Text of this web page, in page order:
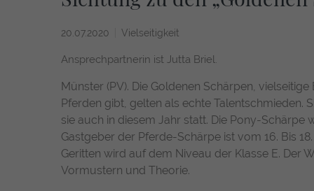
20.07.2020 Vielseitigkeit
Ansprechpartnerin ist Jutta Briel.
Münster (PV). Die Goldenen Schärpen,
Pferden gibt, gelten als echte Talentschmieden.
sie auch in diesem Jahr statt. Die Pony-Schärpe
Gastgeber der Pferde-Schärpe ist vom 16. Bis
Geritten wird auf dem Niveau der Klasse E. Der
Vormustern und Theorie.